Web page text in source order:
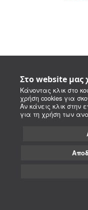
Στο website μας
Κάνοντας κλικ στο
χρήση cookies για
Αν κάνεις κλικ στην
για τη χρήση των